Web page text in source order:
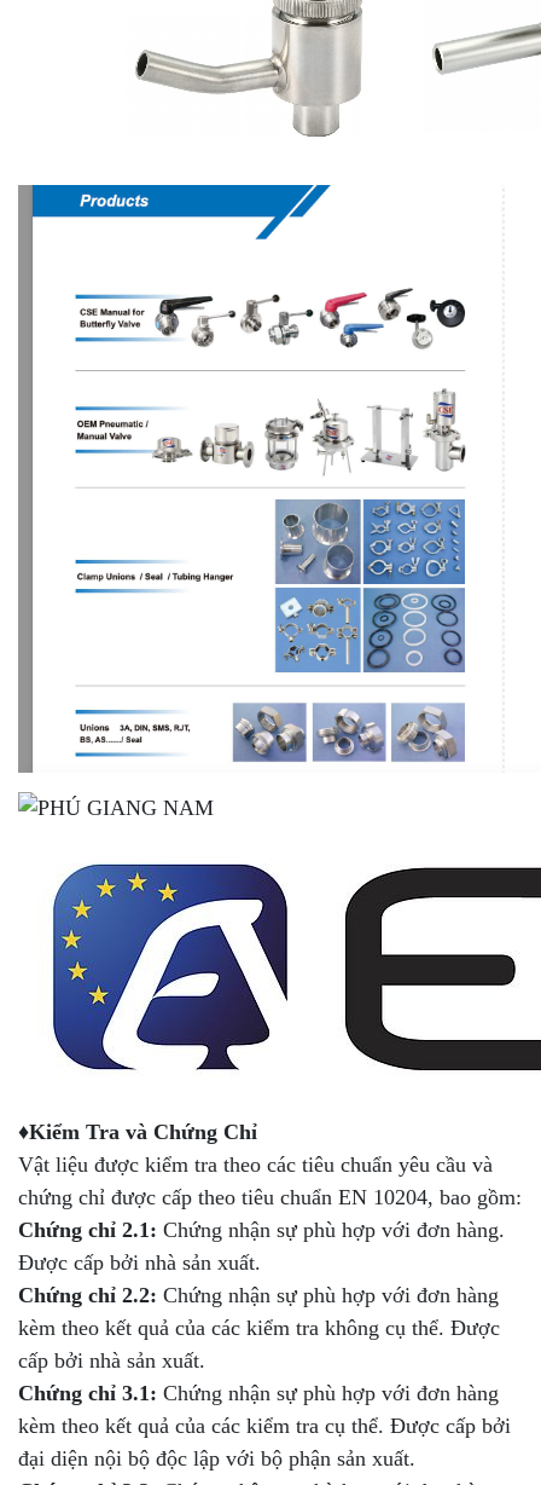
♦Kiểm Tra và Chứng Chỉ
Vật liệu được kiểm tra theo các tiêu chuẩn yêu cầu và
chứng chỉ được cấp theo tiêu chuẩn EN 10204, bao gồm:
Chứng chỉ 2.1: Chứng nhận sự phù hợp với đơn hàng.
Được cấp bởi nhà sản xuất.
Chứng chỉ 2.2: Chứng nhận sự phù hợp với đơn hàng
kèm theo kết quả của các kiểm tra không cụ thể. Được
cấp bởi nhà sản xuất.
Chứng chỉ 3.1: Chứng nhận sự phù hợp với đơn hàng
kèm theo kết quả của các kiểm tra cụ thể. Được cấp bởi
đại diện nội bộ độc lập với bộ phận sản xuất.